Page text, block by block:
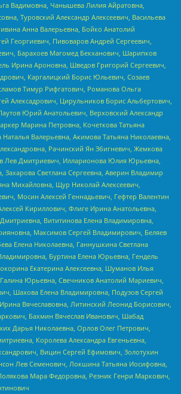
Вадимовна, Чанышева Лилия Айратовна,
Туровский Александр Алексеевич, Васильева
Анна Валерьевна, Бойко Анатолий
Георгиевич, Пивоваров Андрей Сергеевич,
Барахоев Магомед Бекханович, Шарипков
Ирина Ароновна, Шведов Григорий Сергеевич,
Каргалицкий Борис Юльевич, Созаев
Тимур Рифгатович, Романова Ольга
Алексадрович, Цирульников Борис Альбертович,
Юрий Анатольевич, Верховский Александр
Марина Петровна, Кочеткова Татьяна
Валерьевна, Акимова Татьяна Николаевна,
Рачинский Ян Збигневич, Жемкова
Лев Дмитриевич, Илларионова Юлия Юрьевна,
Захарова Светлана Сергеевна, Аверин Владимир
Михайловна, Щур Николай Алексеевич,
Мосин Алексей Геннадьевич, Гефтер Валентин
Кириллович, Флиге Ирина Анатольевна,
Вититинова Елена Владимировна,
Максимов Сергей Владимирович, Беляев
Елена Николаевна, Ганнушкина Светлана
Буртина Елена Юрьевна, Гендель
Екатерина Алексеевна, Шуманов Илья
Юрьевна, Свечников Анатолий Мариевич,
Шахова Елена Владимировна, Подузов Сергей
Вячеславовна, Литинский Леонид Борисович,
Бахмин Вячеслав Иванович, Шабад
Дарья Николаевна, Орлов Олег Петрович,
Королева Александра Евгеньевна,
Вицин Сергей Ефимович, Золотухин
Лев Семенович, Локшина Татьяна Иосифовна,
Мара Федоровна, Резник Генри Маркович,